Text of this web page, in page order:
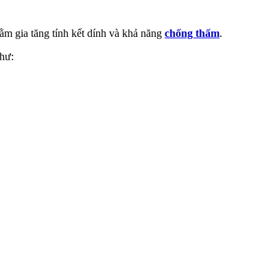
gia tăng tính kết dính và khả năng chống thấm.